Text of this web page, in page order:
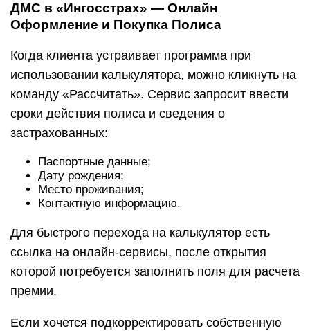
ДМС в «Ингосстрах» — Онлайн
Оформление и Покупка Полиса
Когда клиента устраивает программа при
использовании калькулятора, можно кликнуть на
команду «Рассчитать». Сервис запросит ввести
сроки действия полиса и сведения о
застрахованных:
Паспортные данные;
Дату рождения;
Место проживания;
Контактную информацию.
Для быстрого перехода на калькулятор есть
ссылка на онлайн-сервисы, после открытия
которой потребуется заполнить поля для расчета
премии.
Если хочется подкорректировать собственную